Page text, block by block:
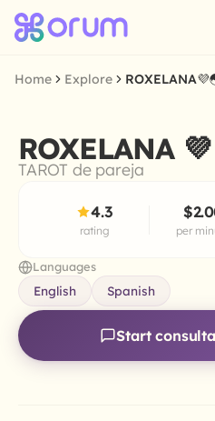
Home Explore
ROXELANA 💜
TAROT de pareja
4.3
rating per
Languages
English Spanish
Start